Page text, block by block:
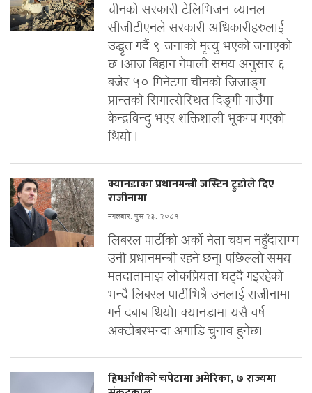
चीनको सरकारी टेलिभिजन च्यानल
सीजीटीएनले सरकारी अधिकारीहरुलाई
उद्धृत गर्दै ९ जनाको मृत्यु भएको जनाएको
छ ।आज बिहान नेपाली समय अनुसार ६
बजेर ५० मिनेटमा चीनको जिजाङ्ग
प्रान्तको सिगात्सेस्थित दिङ्गी गाउँमा
केन्द्रविन्दु भएर शक्तिशाली भूकम्प गएको
थियो ।
क्यानडाका प्रधानमन्त्री जस्टिन ट्रुडोले दिए
राजीनामा
मंगलबार, पुस २३, २०८१
लिबरल पार्टीको अर्को नेता चयन नहुँदासम्म
उनी प्रधानमन्त्री रहने छन्। पछिल्लो समय
मतदातामाझ लोकप्रियता घट्दै गइरहेको
भन्दै लिबरल पार्टीभित्रै उनलाई राजीनामा
गर्न दबाब थियो। क्यानडामा यसै वर्ष
अक्टोबरभन्दा अगाडि चुनाव हुनेछ।
हिमआँधीको चपेटामा अमेरिका, ७ राज्यमा